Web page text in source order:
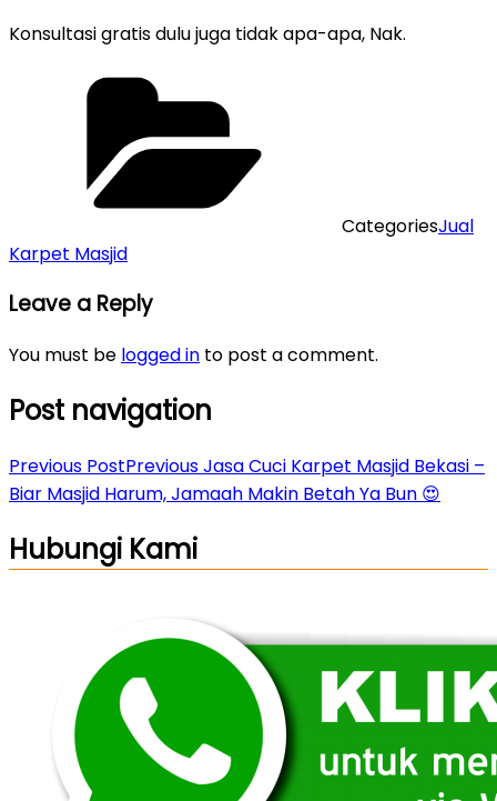
Konsultasi gratis dulu juga tidak apa-apa, Nak.
CategoriesJual
Karpet Masjid
Leave a Reply
You must be logged in to post a comment.
Post navigation
Previous PostPreviousJasa Cuci Karpet Masjid Bekasi –
Biar Masjid Harum, Jamaah Makin Betah Ya Bun 😍
Hubungi Kami